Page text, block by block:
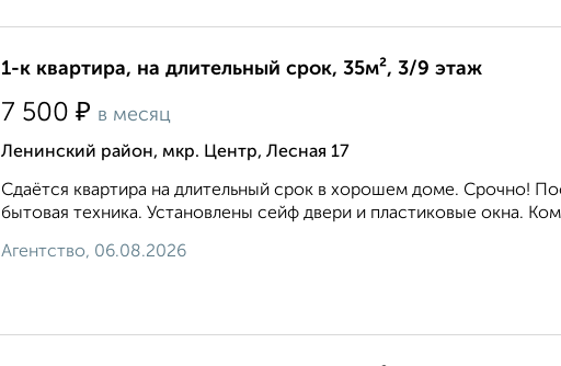
1-к квартира, на длительный срок, 35м², 3/9 этаж
7 500 ₽ в месяц
Ленинский район, мкр. Центр, Лесная 17
Сдаётся квартира на длительный срок в хорошем доме. Срочно!
бытовая техника. Установлены сейф двери и пластиковые окна.
Агентство, 06.08.2026